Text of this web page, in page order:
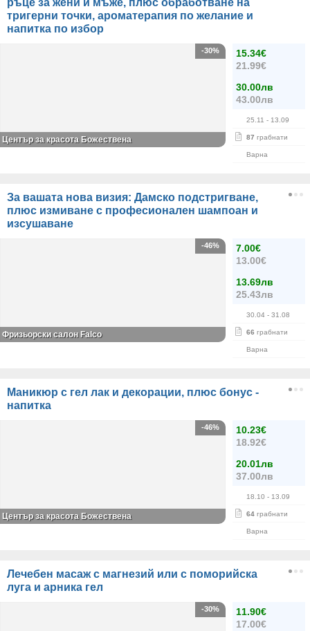
ръце за жени и мъже, плюс обработване на
тригерни точки, ароматерапия по желание и
напитка по избор
15.34€
21.99€
30.00лв
43.00лв
25.11 - 13.09
87 грабнати
Варна
-30%
Център за красота Божествена
За вашата нова визия: Дамско подстригване,
плюс измиване с професионален шампоан и
изсушаване
7.00€
13.00€
13.69лв
25.43лв
30.04 - 31.08
66 грабнати
Варна
-46%
Фризьорски салон Falco
Маникюр с гел лак и декорации, плюс бонус -
напитка
10.23€
18.92€
20.01лв
37.00лв
18.10 - 13.09
64 грабнати
Варна
-46%
Център за красота Божествена
Лечебен масаж с магнезий или с поморийска
луга и арника гел
11.90€
17.00€
-30%